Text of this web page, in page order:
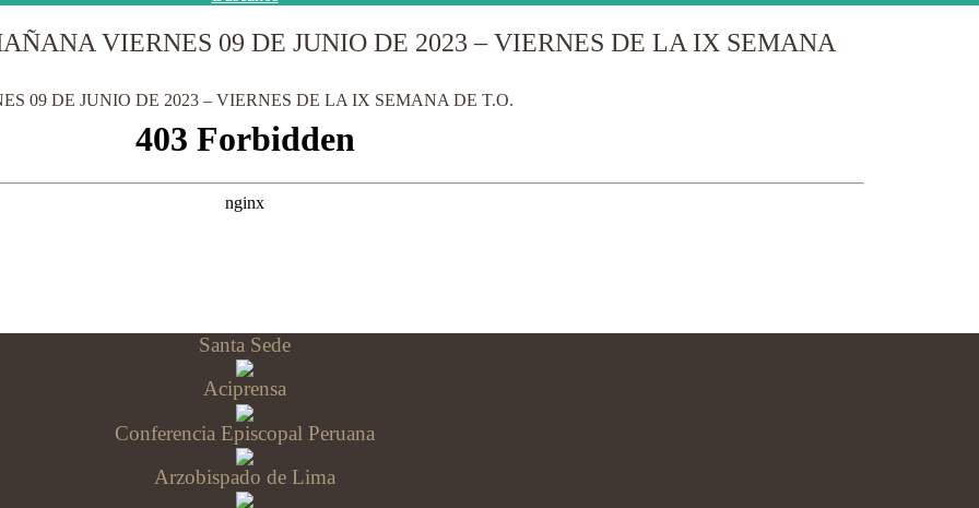
VIERNES 09 DE JUNIO DE 2023 – VIERNES DE LA IX SEMANA
09 DE JUNIO DE 2023 – VIERNES DE LA IX SEMANA DE T.O.
Santa Sede
Aciprensa
Conferencia Episcopal Peruana
Arzobispado de Lima